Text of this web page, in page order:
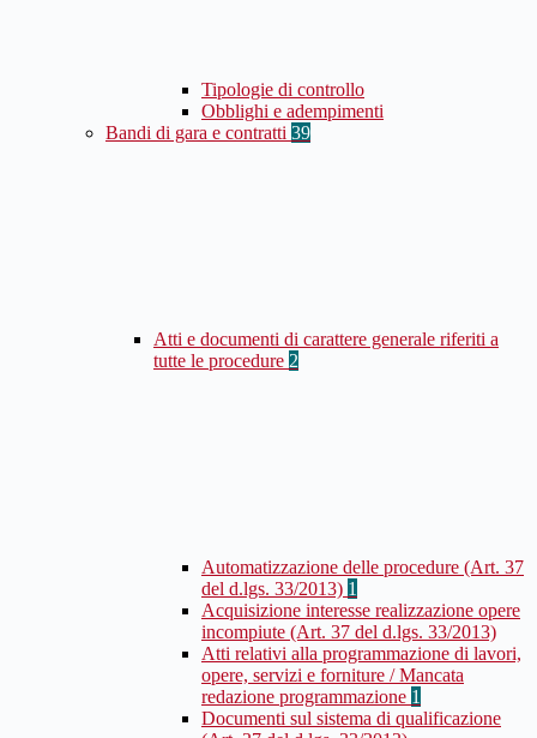
Tipologie di controllo
Obblighi e adempimenti
Bandi di gara e contratti 39
Atti e documenti di carattere generale riferiti a
tutte le procedure 2
Automatizzazione delle procedure (Art. 37
del d.lgs. 33/2013) 1
Acquisizione interesse realizzazione opere
incompiute (Art. 37 del d.lgs. 33/2013)
Atti relativi alla programmazione di lavori,
opere, servizi e forniture / Mancata
redazione programmazione 1
Documenti sul sistema di qualificazione